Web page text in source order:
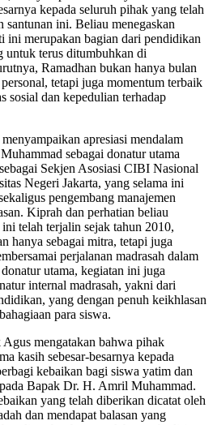
kepada seluruh pihak yang telah
santunan ini. Beliau menegaskan
ini merupakan bagian dari pendidikan
untuk terus ditumbuhkan di
Ramadhan bukan hanya bulan
tetapi juga momentum terbaik
sosial dan kepedulian terhadap
apresiasi mendalam
sebagai donatur utama
Sekjen Asosiasi CIBI Nasional
Negeri Jakarta, yang selama ini
pengembang manajemen
Kiprah dan perhatian beliau
telah terjalin sejak tahun 2010,
hanya sebagai mitra, tetapi juga
perjalanan madrasah dalam
utama, kegiatan ini juga
internal madrasah, yakni dari
yang dengan penuh keikhlasan
para siswa.
mengatakan bahwa pihak
kasih sebesar-besarnya kepada
kebaikan bagi siswa yatim dan
Bapak Dr. H. Amril Muhammad.
yang telah diberikan dicatat oleh
dan mendapat balasan yang